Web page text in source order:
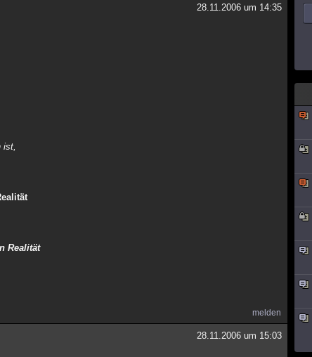
28.11.2006 um 14:35
ist,
Realität
melden
28.11.2006 um 15:03